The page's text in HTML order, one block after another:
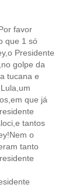
favor
que 1 só
Presidente
golpe da
tucana e
que já
tantos
o
tanto